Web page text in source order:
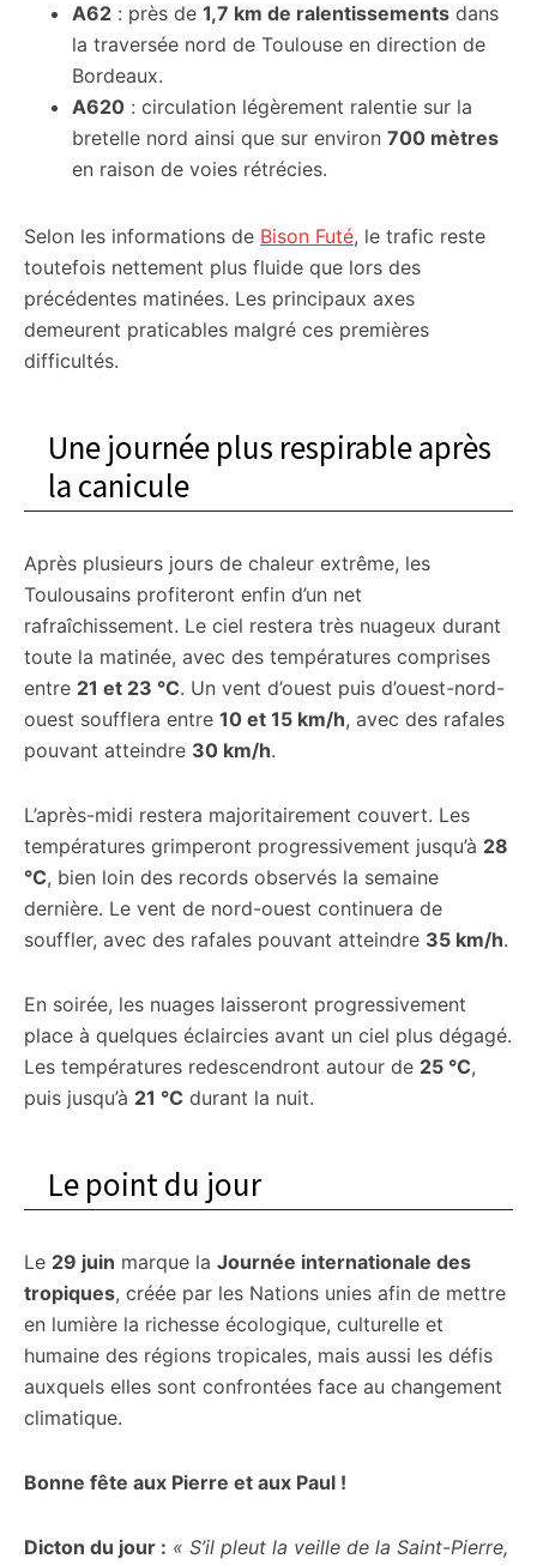
A62 : près de 1,7 km de ralentissements dans
la traversée nord de Toulouse en direction de
Bordeaux.
A620 : circulation légèrement ralentie sur la
bretelle nord ainsi que sur environ 700 mètres
en raison de voies rétrécies.
Selon les informations de Bison Futé, le trafic reste
toutefois nettement plus fluide que lors des
précédentes matinées. Les principaux axes
demeurent praticables malgré ces premières
difficultés.
Une journée plus respirable après
la canicule
Après plusieurs jours de chaleur extrême, les
Toulousains profiteront enfin d’un net
rafraîchissement. Le ciel restera très nuageux durant
toute la matinée, avec des températures comprises
entre 21 et 23 °C. Un vent d’ouest puis d’ouest-nord-
ouest soufflera entre 10 et 15 km/h, avec des rafales
pouvant atteindre 30 km/h.
L’après-midi restera majoritairement couvert. Les
températures grimperont progressivement jusqu’à 28
°C, bien loin des records observés la semaine
dernière. Le vent de nord-ouest continuera de
souffler, avec des rafales pouvant atteindre 35 km/h.
En soirée, les nuages laisseront progressivement
place à quelques éclaircies avant un ciel plus dégagé.
Les températures redescendront autour de 25 °C,
puis jusqu’à 21 °C durant la nuit.
Le point du jour
Le 29 juin marque la Journée internationale des
tropiques, créée par les Nations unies afin de mettre
en lumière la richesse écologique, culturelle et
humaine des régions tropicales, mais aussi les défis
auxquels elles sont confrontées face au changement
climatique.
Bonne fête aux Pierre et aux Paul !
Dicton du jour : « S’il pleut la veille de la Saint-Pierre,